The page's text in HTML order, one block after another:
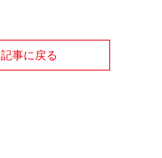
記事に戻る